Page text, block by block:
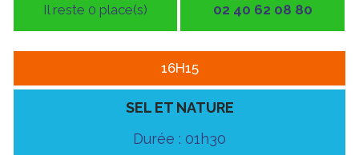
Il reste 0 place(s)
02 40 62 08 80
16H15
SEL ET NATURE
Durée : 01h30